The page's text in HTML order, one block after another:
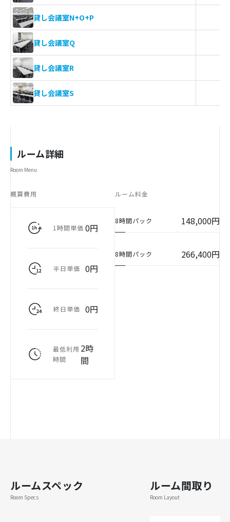
貸し会議室N+O+P
貸し会議室Q
貸し会議室R
貸し会議室S
ルーム詳細
Room Menu
概算費用
1時間単価 0円
半日単価 0円
終日単価 0円
最低利用
時間
2時
間
ルーム料金
8時間パック 148,000円
8時間パック 266,400円
ルームスペック
Room Specs
ルーム間取り
Room Layout